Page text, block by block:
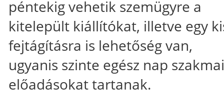
péntekig vehetik szemügyre a
kitelepült kiállítókat, illetve egy
fejtágításra is lehetőség van,
ugyanis szinte egész nap szakmai
előadásokat tartanak.